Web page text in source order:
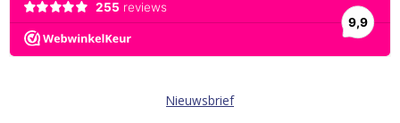
Nieuwsbrief